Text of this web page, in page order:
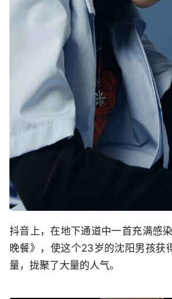
抖音上，在地下通道中一首充满感
晚餐》，使这个23岁的沈阳男孩获
量，拢聚了大量的人气。